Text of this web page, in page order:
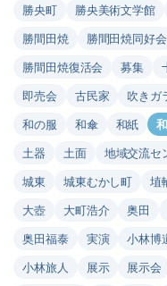
勝央町
勝央美術文学館
勝間田焼
勝間田焼同好会
勝間田焼復活会
募集
即売会
古民家
吹きガ
和の服
和傘 和紙
土器
土面
地域交流セ
城東
城東むかし町 埴
大壺
大町浩介 奥田
奥田福泰
実演
小林博
小林旅人
展示
展示会